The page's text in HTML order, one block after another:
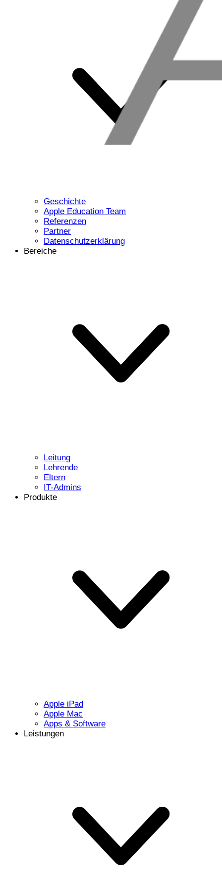
Geschichte
Apple Education Team
Referenzen
Partner
Datenschutzerklärung
Bereiche
Leitung
Lehrende
Eltern
IT-Admins
Produkte
Apple iPad
Apple Mac
Apps & Software
Leistungen